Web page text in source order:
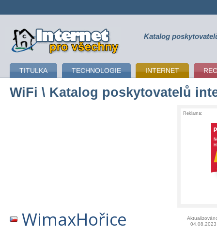
připojení k internetu Katalog
TITULKA TECHNOLOGIE INTERNET
WiFi \ Katalog poskytovatelů
Reklama:
WimaxHořice
04.08.2023